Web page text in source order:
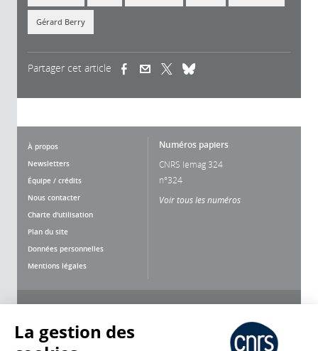
Gérard Berry
Partager cet article (link is external)(link is external)
À propos
Newsletters
Équipe / crédits
Nous contacter
Charte d'utilisation
Plan du site
Données personnelles
Mentions légales
Numéros papiers
CNRS lemag 324
n°324
Voir tous les numéros
Nous suivre Partager
La gestion des